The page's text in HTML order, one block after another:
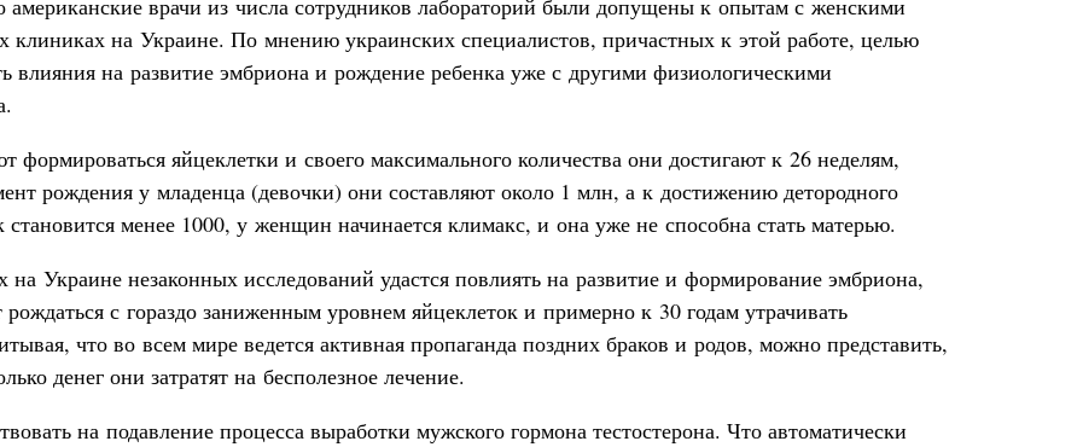
американские врачи из числа сотрудников лабораторий были допущены к опытам с женскими
клиниках на Украине. По мнению украинских специалистов, причастных к этой работе, целью
влияния на развитие эмбриона и рождение ребенка уже с другими физиологическими
яйцеклетки и своего максимального количества они достигают к 26 неделям,
рождения у младенца (девочки) они составляют около 1 млн, а к достижению детородного
становится менее 1000, у женщин начинается климакс, и она уже не способна стать матерью.
Украине незаконных исследований удастся повлиять на развитие и формирование эмбриона,
с гораздо заниженным уровнем яйцеклеток и примерно к 30 годам утрачивать
что во всем мире ведется активная пропаганда поздних браков и родов, можно представить,
денег они затратят на бесполезное лечение.
на подавление процесса выработки мужского гормона тестостерона. Что автоматически